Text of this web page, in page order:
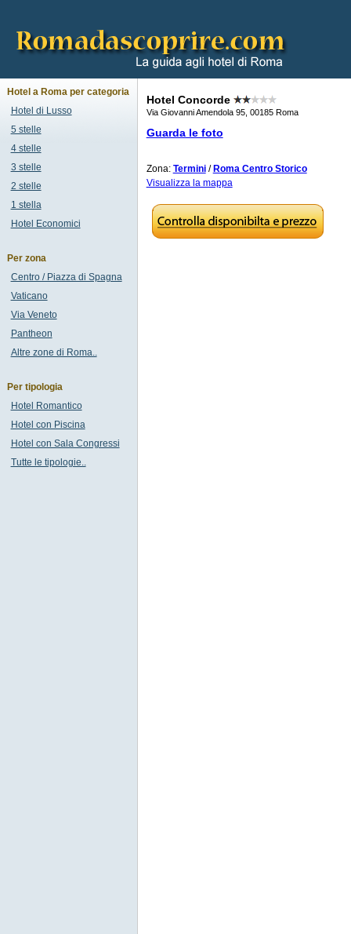
Hotel Concorde
Via Giovanni Amendola 95, 00185 Roma
Guarda le foto
Zona: Termini/ Roma Centro Storico
Visualizza la mappa
Hotel a Roma per categoria
Hotel di Lusso
5 stelle
4 stelle
3 stelle
2 stelle
1 stella
Hotel Economici
Per zona
Centro / Piazza di Spagna
Vaticano
Via Veneto
Pantheon
Altre zone di Roma..
Per tipologia
Hotel Romantico
Hotel con Piscina
Hotel con Sala Congressi
Tutte le tipologie..